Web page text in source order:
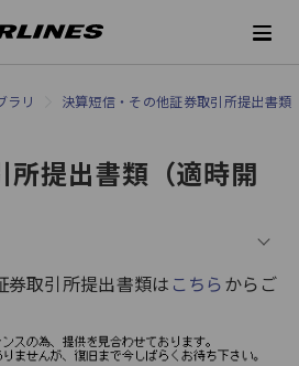
ラリ 決算短信・その他証券取引所提出書類
所提出書類（適時開
取引所提出書類は こちらからご